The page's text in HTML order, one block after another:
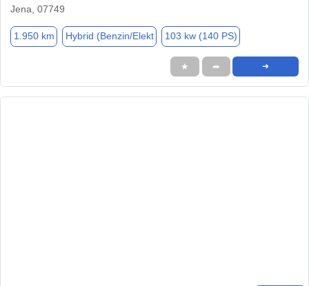
Jena, 07749
1.950 km Hybrid (Benzin/Elekt 103 kw (140 PS)
★ ➦ ➜